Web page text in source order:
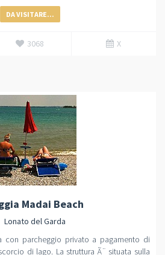
DA VISITARE...
3068 X
Madai Beach
Lonato del Garda
con parcheggio privato a pagamento di
di lago. La struttura Ã¨ situata sulla